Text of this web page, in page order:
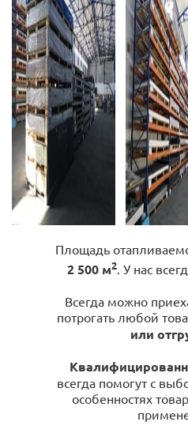
Площадь
2 500 м2. У нас
Всегда можно
потрогать любой
или
всегда помогут с
особенностях